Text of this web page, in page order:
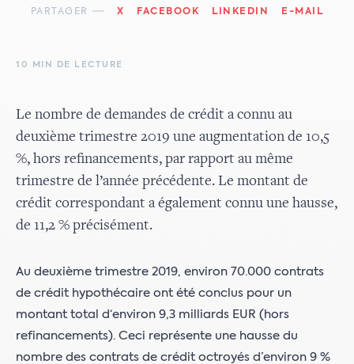
PARTAGER X FACEBOOK LINKEDIN E-MAIL
10 MIN DE LECTURE
Le nombre de demandes de crédit a connu au
deuxième trimestre 2019 une augmentation de 10,5
%, hors refinancements, par rapport au même
trimestre de l’année précédente. Le montant de
crédit correspondant a également connu une hausse,
de 11,2 % précisément.
Au deuxième trimestre 2019, environ 70.000 contrats
de crédit hypothécaire ont été conclus pour un
montant total d‘environ 9,3 milliards EUR (hors
refinancements). Ceci représente une hausse du
nombre des contrats de crédit octroyés d’environ 9 %